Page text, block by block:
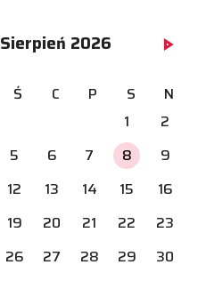
Sierpień 2026
Ś C P S
N
1
2
5 6 7 8
9
12 13 14 15
16
19 20 21 22
23
26 27 28 29
30